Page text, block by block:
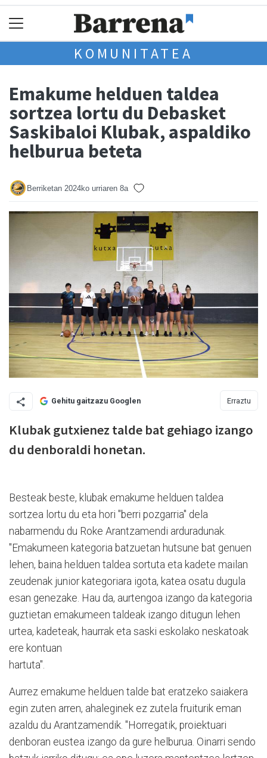
KOMUNITATEA
Emakume helduen taldea
sortzea lortu du Debasket
Saskibaloi Klubak, aspaldiko
helburua beteta
Berriketan 2024ko urriaren 8a
Gehitu gaitzazu Googlen Erraztu
Klubak gutxienez talde bat gehiago izango
du denboraldi honetan.
Besteak beste, klubak emakume helduen taldea
sortzea lortu du eta hori "berri pozgarria" dela
nabarmendu du Roke Arantzamendi arduradunak.
"Emakumeen kategoria batzuetan hutsune bat genuen
lehen, baina helduen taldea sortuta eta kadete mailan
zeudenak junior kategoriara igota, katea osatu dugula
esan genezake. Hau da, aurtengoa izango da kategoria
guztietan emakumeen taldeak izango ditugun lehen
urtea, kadeteak, haurrak eta saski eskolako neskatoak
ere kontuan
hartuta".
Aurrez emakume helduen talde bat eratzeko saiakera
egin zuten arren, ahaleginek ez zutela fruiturik eman
azaldu du Arantzamendik. "Horregatik, proiektuari
denboran eustea izango da gure helburua. Oinarri sendo